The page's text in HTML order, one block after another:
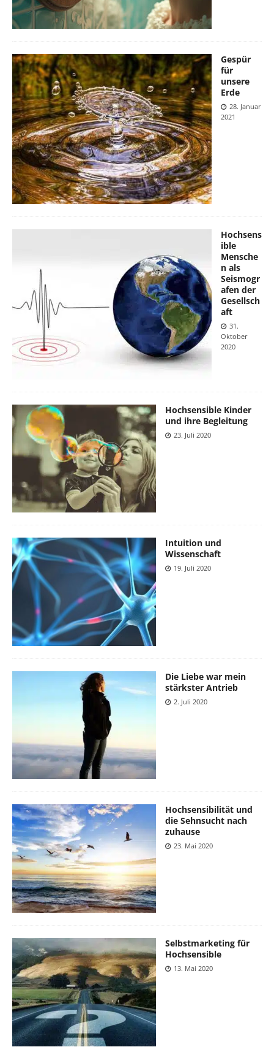
Gespür
für
unsere
Erde
28. Januar
2021
Hochsens
ible
Mensche
n als
Seismogr
afen der
Gesellsch
aft
31.
Oktober
2020
Hochsensible Kinder
und ihre Begleitung
23. Juli 2020
Intuition und
Wissenschaft
19. Juli 2020
Die Liebe war mein
stärkster Antrieb
2. Juli 2020
Hochsensibilität und
die Sehnsucht nach
zuhause
23. Mai 2020
Selbstmarketing für
Hochsensible
13. Mai 2020